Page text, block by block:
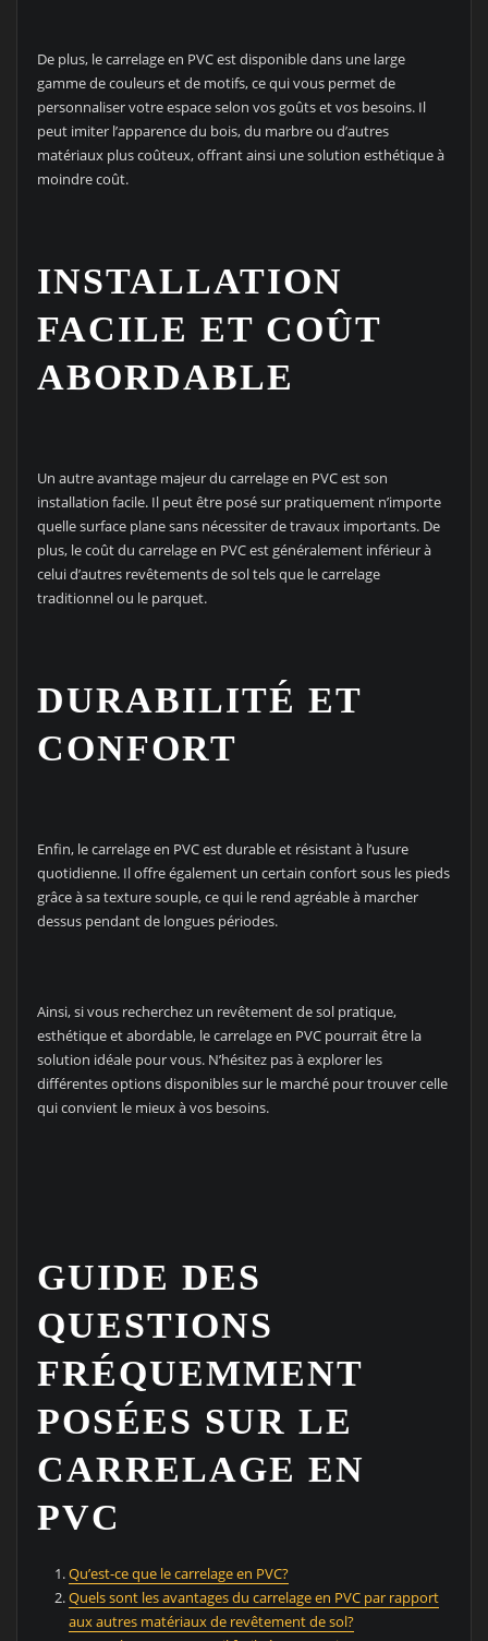
De plus, le carrelage en PVC est disponible dans une large
gamme de couleurs et de motifs, ce qui vous permet de
personnaliser votre espace selon vos goûts et vos besoins. Il
peut imiter l’apparence du bois, du marbre ou d’autres
matériaux plus coûteux, offrant ainsi une solution esthétique à
moindre coût.
INSTALLATION
FACILE ET COÛT
ABORDABLE
Un autre avantage majeur du carrelage en PVC est son
installation facile. Il peut être posé sur pratiquement n’importe
quelle surface plane sans nécessiter de travaux importants. De
plus, le coût du carrelage en PVC est généralement inférieur à
celui d’autres revêtements de sol tels que le carrelage
traditionnel ou le parquet.
DURABILITÉ ET
CONFORT
Enfin, le carrelage en PVC est durable et résistant à l’usure
quotidienne. Il offre également un certain confort sous les pieds
grâce à sa texture souple, ce qui le rend agréable à marcher
dessus pendant de longues périodes.
Ainsi, si vous recherchez un revêtement de sol pratique,
esthétique et abordable, le carrelage en PVC pourrait être la
solution idéale pour vous. N’hésitez pas à explorer les
différentes options disponibles sur le marché pour trouver celle
qui convient le mieux à vos besoins.
GUIDE DES
QUESTIONS
FRÉQUEMMENT
POSÉES SUR LE
CARRELAGE EN
PVC
Qu’est-ce que le carrelage en PVC?
Quels sont les avantages du carrelage en PVC par rapport
aux autres matériaux de revêtement de sol?